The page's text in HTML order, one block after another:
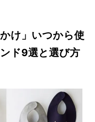
グッ
ズ】
外出
ンチ
を解
決！
け」いつから使
ド9選と選び方